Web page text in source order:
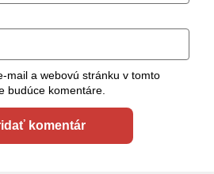
mail a webovú stránku v tomto
budúce komentáre.